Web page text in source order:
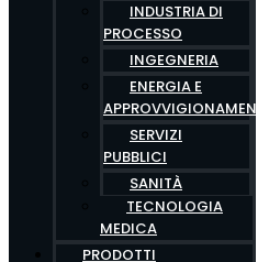
INDUSTRIA DI
PROCESSO
INGEGNERIA
ENERGIA E
APPROVVIGIONAMENTO
SERVIZI
PUBBLICI
SANITÀ
TECNOLOGIA
MEDICA
PRODOTTI